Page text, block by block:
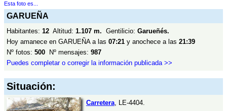
Esta foto es...
GARUEÑA
Habitantes: 12 Altitud: 1.107 m. Gentilicio: Garueñés.
Hoy amanece en GARUEÑA a las 07:21 y anochece a las 21:39
Nº fotos: 500 Nº mensajes: 987
Puedes completar o corregir la información publicada >>
Situación:
Carretera, LE-4404.